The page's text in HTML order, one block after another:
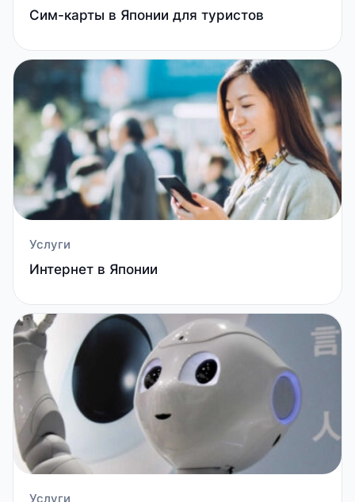
Сим-карты в Японии для туристов
Услуги
Интернет в Японии
Услуги